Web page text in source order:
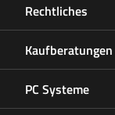
Rechtliches
Kaufberatungen
PC Systeme